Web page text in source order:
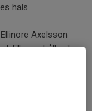
hals.
Axelsson
Ellinore håller ihop
av den meriterade
Göteborg Ssf